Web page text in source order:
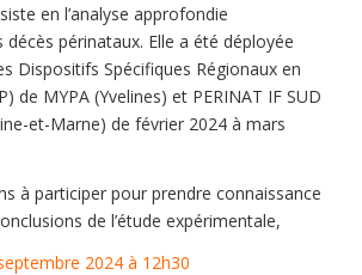
en l’analyse approfondie
périnataux. Elle a été déployée
Dispositifs Spécifiques Régionaux en
de MYPA (Yvelines) et PERINAT IF SUD
et-Marne) de février 2024 à mars
à participer pour prendre connaissance
de l’étude expérimentale,
2024 à 12h30